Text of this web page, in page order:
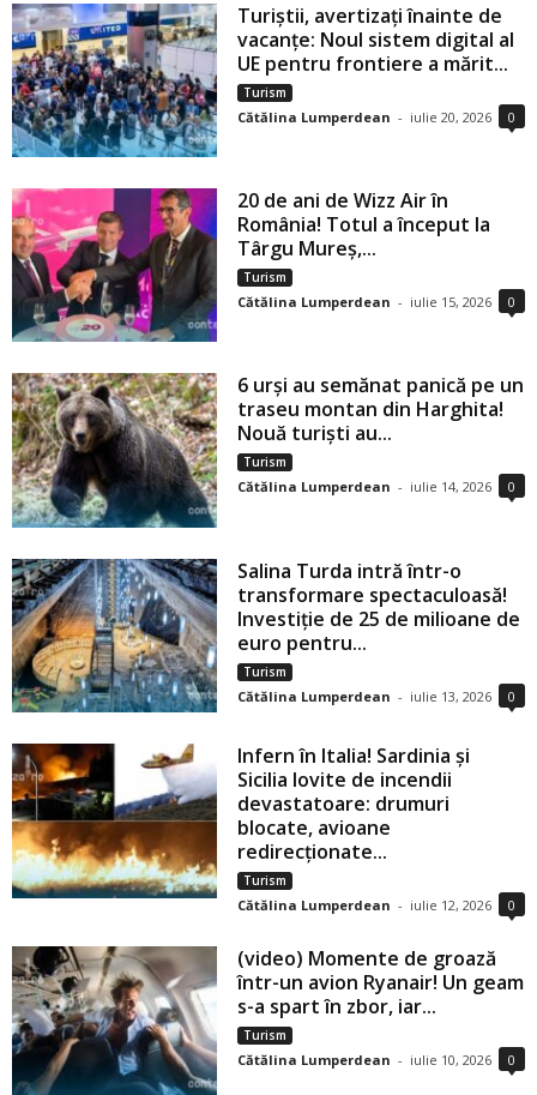
Turiștii, avertizați înainte de
vacanțe: Noul sistem digital al
UE pentru frontiere a mărit...
Turism
Cătălina Lumperdean - iulie 20, 2026 0
20 de ani de Wizz Air în
România! Totul a început la
Târgu Mureș,...
Turism
Cătălina Lumperdean - iulie 15, 2026 0
6 urși au semănat panică pe un
traseu montan din Harghita!
Nouă turiști au...
Turism
Cătălina Lumperdean - iulie 14, 2026 0
Salina Turda intră într-o
transformare spectaculoasă!
Investiție de 25 de milioane de
euro pentru...
Turism
Cătălina Lumperdean - iulie 13, 2026 0
Infern în Italia! Sardinia și
Sicilia lovite de incendii
devastatoare: drumuri
blocate, avioane
redirecționate...
Turism
Cătălina Lumperdean - iulie 12, 2026 0
(video) Momente de groază
într-un avion Ryanair! Un geam
s-a spart în zbor, iar...
Turism
Cătălina Lumperdean - iulie 10, 2026 0